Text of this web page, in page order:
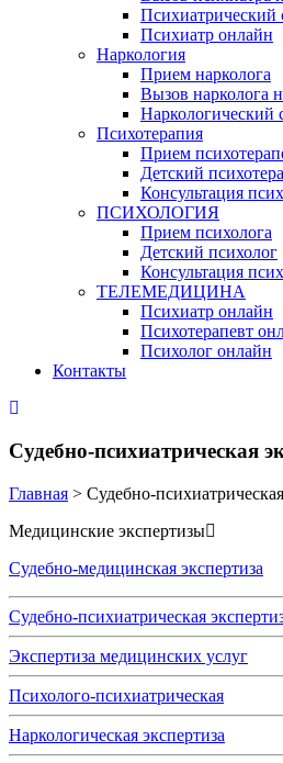
Психиатрический
Психиатр онлайн
Наркология
Прием нарколога
Вызов нарколога
Наркологический
Психотерапия
Прием
Детский
Консультация
ПСИХОЛОГИЯ
Прием психолога
Детский психолог
Консультация
ТЕЛЕМЕДИЦИНА
Психиатр онлайн
Психотерапевт
Психолог онлайн
Контакты
Судебно-психиатрическая
Главная > Судебно-
Медицинские экспертизы
Судебно-медицинская экспертиза
Судебно-психиатрическая
Экспертиза медицинских услуг
Психолого-психиатрическая
Наркологическая экспертиза